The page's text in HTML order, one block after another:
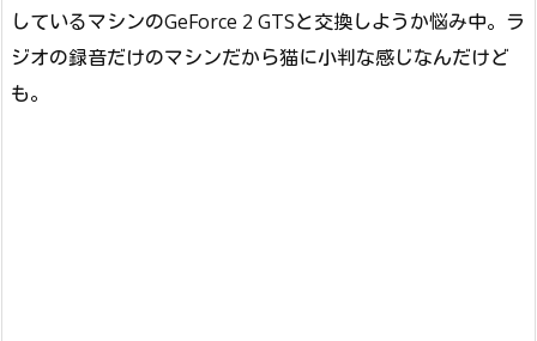
しているマシンのGeForce 2 GTSと交換しようか悩み中。ラ
ジオの録音だけのマシンだから猫に小判な感じなんだけど
も。